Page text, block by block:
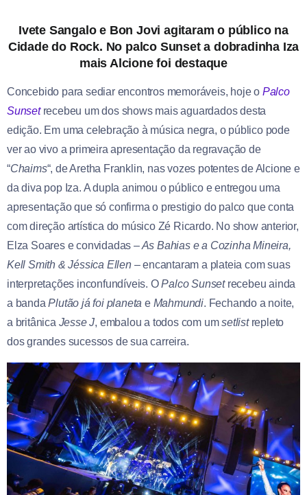
Ivete Sangalo e Bon Jovi agitaram o público na
Cidade do Rock. No palco Sunset a dobradinha Iza
mais Alcione foi destaque
Concebido para sediar encontros memoráveis, hoje o Palco
Sunsetrecebeu um dos shows mais aguardados desta
edição. Em uma celebração à música negra, o público pode
ver ao vivo a primeira apresentação da regravação de
“Chaims“, de Aretha Franklin, nas vozes potentes de Alcione e
da diva pop Iza. A dupla animou o público e entregou uma
apresentação que só confirma o prestigio do palco que conta
com direção artística do músico Zé Ricardo. No show anterior,
Elza Soares e convidadas –As Bahias e a Cozinha Mineira,
Kell Smith & Jéssica Ellen– encantaram a plateia com suas
interpretações inconfundíveis. OPalco Sunsetrecebeu ainda
a bandaPlutão já foi planeta e Mahmundi. Fechando a noite,
a britânica Jesse J, embalou a todos com umsetlistrepleto
dos grandes sucessos de sua carreira.